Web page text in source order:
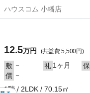
ハウスコム 小幡店
12.5万円 (共益費 5,500円)
敷 － 礼 1ヶ月 保
償 －
1階 / 2LDK / 70.15㎡